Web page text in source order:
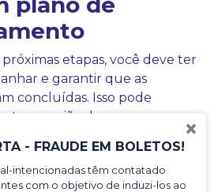
×
- FRAUDE EM BOLETOS!
intencionadas têm contatado
com o objetivo de induzi-los ao
etapas, você deve ter
e garantir que as
concluídas. Isso pode
reunião de segurança para
inicial. Confira se o
ou se outros objetivos foram